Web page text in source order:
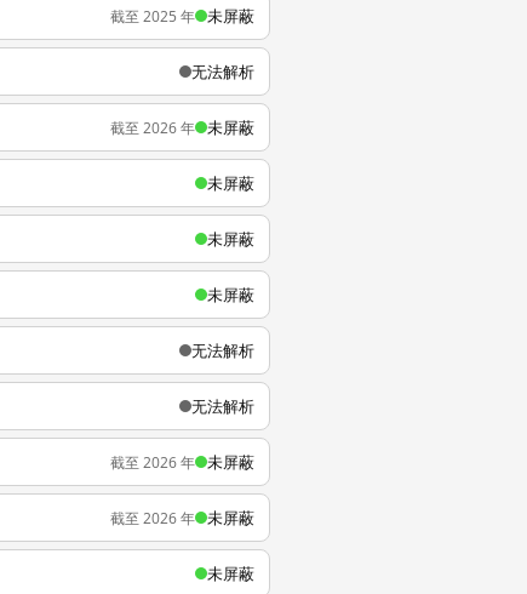
截至 2025 年 未屏蔽
无法解析
截至 2026 年 未屏蔽
未屏蔽
未屏蔽
未屏蔽
无法解析
无法解析
截至 2026 年 未屏蔽
截至 2026 年 未屏蔽
未屏蔽